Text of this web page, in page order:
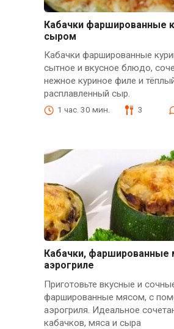
Кабачки фаршированные
сыром
Кабачки фаршированные
сытное и вкусное блюдо,
нежное куриное филе и
расплавленный сыр.
1 час. 30 мин. 3
Кабачки, фаршированные
аэрогриле
Приготовьте вкусные и
фаршированные мясом, с
аэрогриля. Идеальное
кабачков, мяса и сыра